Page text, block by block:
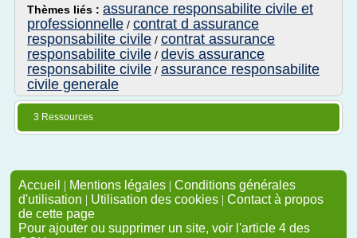
Thèmes liés : assurance responsabilite civile et
professionnelle / contrat d assurance
responsabilite civile / contrat assurance
responsabilite civile / devis assurance
responsabilite civile / assurance responsabilite
civile generale
3 Ressources
Accueil | Mentions légales | Conditions générales
d'utilisation | Utilisation des cookies | Contact à propos
de cette page
Pour ajouter ou supprimer un site, voir l'article 4 des